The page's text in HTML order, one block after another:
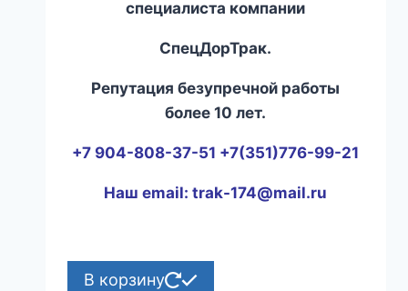
специалиста компании
СпецДорТрак.
Репутация безупречной работы
более 10 лет.
+7 904-808-37-51 +7(351)776-99-21
Наш email:trak-174@mail.ru
В корзину